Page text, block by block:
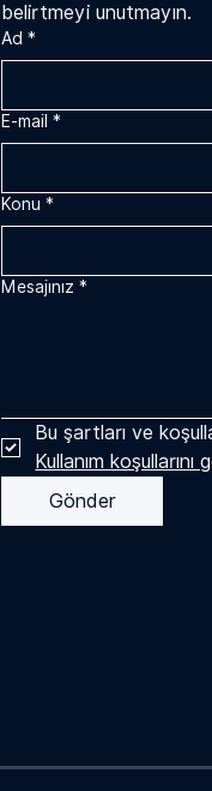
belirtmeyi unutmayın.
Ad *
E-mail *
Konu *
Mesajınız *
Bu şartları ve
Kullanım koşullarını
Gönder